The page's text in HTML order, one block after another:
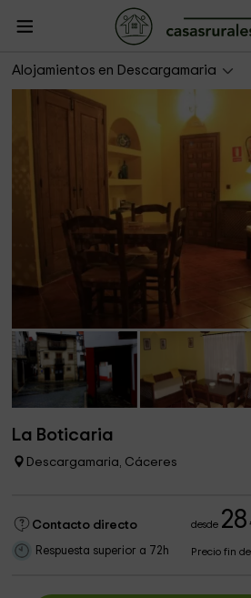
Alojamientos en Descargamaria
La Boticaria
Descargamaria, Cáceres
Contacto directo desde 28
Respuesta superior a 72h Precio fin